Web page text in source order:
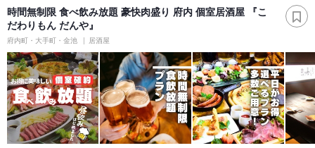
時間無制限 食べ飲み放題 豪快肉盛り 府内 個室居酒屋 『こ
だわりもん だんや』
府内町・大手町・金池 居酒屋